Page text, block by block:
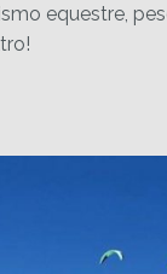
equestre,